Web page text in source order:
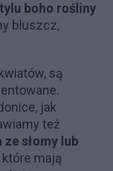
boho rośliny
bluszcz,
są
jak
też
słomy lub
mają